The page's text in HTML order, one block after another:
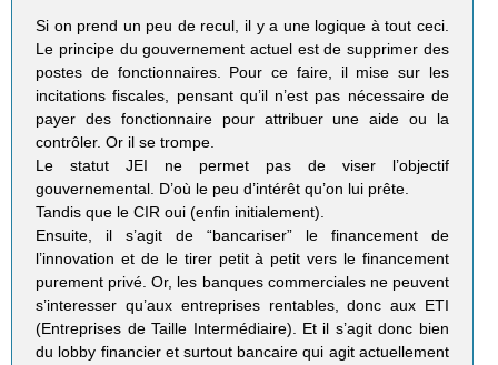
Si on prend un peu de recul, il y a une logique à tout ceci.
Le principe du gouvernement actuel est de supprimer des
postes de fonctionnaires. Pour ce faire, il mise sur les
incitations fiscales, pensant qu’il n’est pas nécessaire de
payer des fonctionnaire pour attribuer une aide ou la
contrôler. Or il se trompe.
Le statut JEI ne permet pas de viser l’objectif
gouvernemental. D’où le peu d’intérêt qu’on lui prête.
Tandis que le CIR oui (enfin initialement).
Ensuite, il s’agit de “bancariser” le financement de
l’innovation et de le tirer petit à petit vers le financement
purement privé. Or, les banques commerciales ne peuvent
s’interesser qu’aux entreprises rentables, donc aux ETI
(Entreprises de Taille Intermédiaire). Et il s’agit donc bien
du lobby financier et surtout bancaire qui agit actuellement